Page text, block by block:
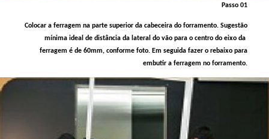
Passo 01
Colocar a ferragem na parte superior da cabeceira do forramento. Sugestão
mínima ideal de distância da lateral do vão para o centro do eixo da
ferragem é de 60mm, conforme foto. Em seguida fazer o rebaixo para
embutir a ferragem no forramento.